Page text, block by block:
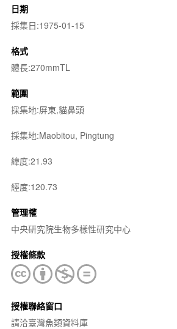
日期
採集日:1975-01-15
格式
體長:270mmTL
範圍
採集地:屏東,貓鼻頭
採集地:Maobitou, Pingtung
緯度:21.93
經度:120.73
管理權
中央研究院生物多樣性研究中心
授權條款
授權聯絡窗口
請洽臺灣魚類資料庫